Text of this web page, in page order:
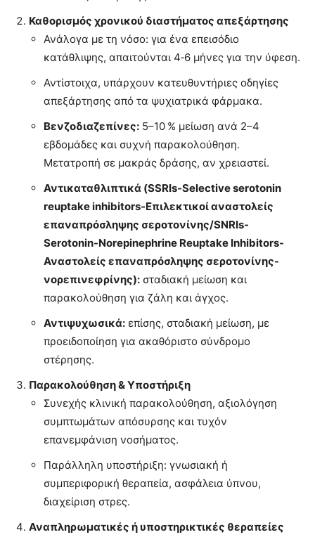
Καθορισμός χρονικού διαστήματος απεξάρτησης
Ανάλογα με τη νόσο: για ένα επεισόδιο
κατάθλιψης, απαιτούνται 4‑6 μήνες για την ύφεση.
Αντίστοιχα, υπάρχουν κατευθυντήριες οδηγίες
απεξάρτησης από τα ψυχιατρικά φάρμακα.
Βενζοδιαζεπίνες: 5–10 % μείωση ανά 2–4
εβδομάδες και συχνή παρακολούθηση.
Μετατροπή σε μακράς δράσης, αν χρειαστεί.
Αντικαταθλιπτικά (SSRIs-Selective serotonin
reuptake inhibitors-Επιλεκτικοί αναστολείς
επαναπρόσληψης σεροτονίνης/SNRIs-
Serotonin-Norepinephrine Reuptake Inhibitors-
Αναστολείς επαναπρόσληψης σεροτονίνης-
νορεπινεφρίνης): σταδιακή μείωση και
παρακολούθηση για ζάλη και άγχος.
Αντιψυχωσικά: επίσης, σταδιακή μείωση, με
προειδοποίηση για ακαθόριστο σύνδρομο
στέρησης.
Παρακολούθηση & Υποστήριξη
Συνεχής κλινική παρακολούθηση, αξιολόγηση
συμπτωμάτων απόσυρσης και τυχόν
επανεμφάνιση νοσήματος.
Παράλληλη υποστήριξη: γνωσιακή ή
συμπεριφορική θεραπεία, ασφάλεια ύπνου,
διαχείριση στρες.
Αναπληρωματικές ή υποστηρικτικές θεραπείες